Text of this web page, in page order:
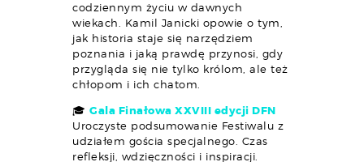
codziennym życiu w dawnych
wiekach. Kamil Janicki opowie o tym,
jak historia staje się narzędziem
poznania i jaką prawdę przynosi, gdy
przygląda się nie tylko królom, ale też
chłopom i ich chatom.
🎓 Gala Finałowa XXVIII edycji DFN
Uroczyste podsumowanie Festiwalu z
udziałem gościa specjalnego. Czas
refleksji, wdzięczności i inspiracji.